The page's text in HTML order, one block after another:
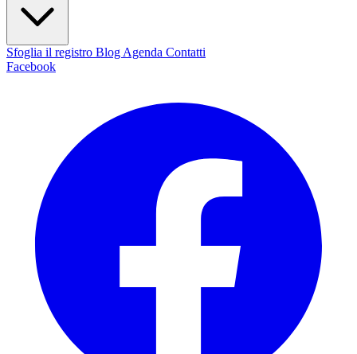
Sfoglia il registro Blog Agenda Contatti
Facebook